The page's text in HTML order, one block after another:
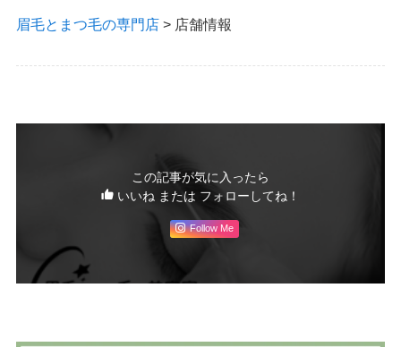
眉毛とまつ毛の専門店> 店舗情報
この記事が気に入ったら
いいね または フォローしてね！
Follow Me